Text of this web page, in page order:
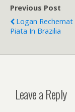
Previous Post
Logan Rechemat
Piata In Brazilia
Leave a Reply